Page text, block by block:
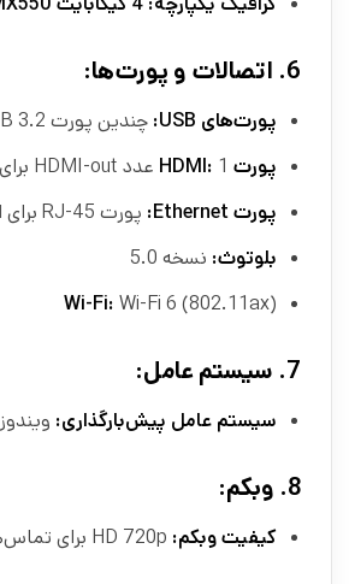
6. اتصالات و پورت‌ها:
پورت‌های USB:
چندین پورت USB 3.2 و USB 2.0
پورت HDMI: 1 عدد HDMI-out برای اتصال به نمایشگرهای خارجی
پورت Ethernet:
پورت RJ-45 برای اتصال به شبکه کابلی
بلوتوث: نسخه 5.0
Wi-Fi: Wi-Fi 6 (802.11ax)
7. سیستم عامل:
سیستم عامل پیش‌بارگذاری: ویندوز 11 Home یا Pro
8. وبکم:
کیفیت وبکم: